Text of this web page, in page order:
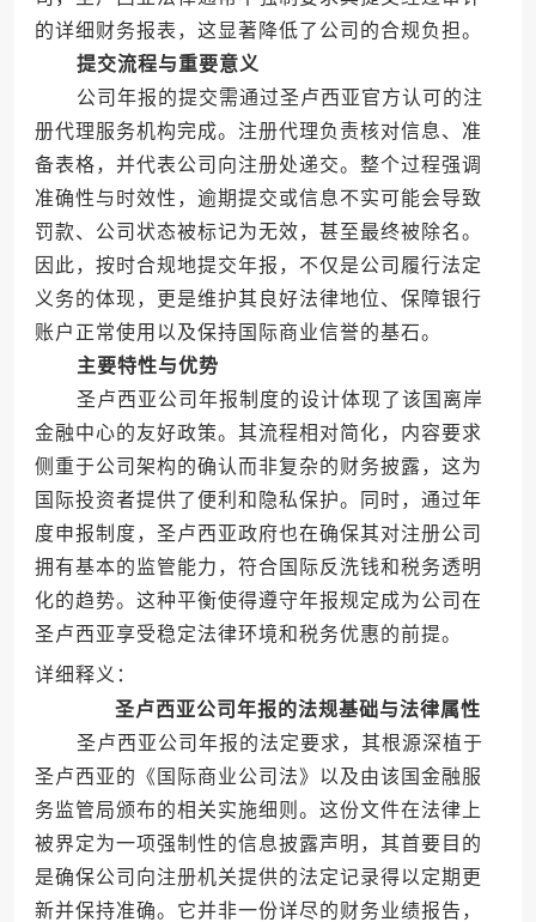
的详细财务报表，这显著降低了公司的合规负担。
提交流程与重要意义
公司年报的提交需通过圣卢西亚官方认可的注
册代理服务机构完成。注册代理负责核对信息、准
备表格，并代表公司向注册处递交。整个过程强调
准确性与时效性，逾期提交或信息不实可能会导致
罚款、公司状态被标记为无效，甚至最终被除名。
因此，按时合规地提交年报，不仅是公司履行法定
义务的体现，更是维护其良好法律地位、保障银行
账户正常使用以及保持国际商业信誉的基石。
主要特性与优势
圣卢西亚公司年报制度的设计体现了该国离岸
金融中心的友好政策。其流程相对简化，内容要求
侧重于公司架构的确认而非复杂的财务披露，这为
国际投资者提供了便利和隐私保护。同时，通过年
度申报制度，圣卢西亚政府也在确保其对注册公司
拥有基本的监管能力，符合国际反洗钱和税务透明
化的趋势。这种平衡使得遵守年报规定成为公司在
圣卢西亚享受稳定法律环境和税务优惠的前提。
详细释义：
圣卢西亚公司年报的法规基础与法律属性
圣卢西亚公司年报的法定要求，其根源深植于
圣卢西亚的《国际商业公司法》以及由该国金融服
务监管局颁布的相关实施细则。这份文件在法律上
被界定为一项强制性的信息披露声明，其首要目的
是确保公司向注册机关提供的法定记录得以定期更
新并保持准确。它并非一份详尽的财务业绩报告，